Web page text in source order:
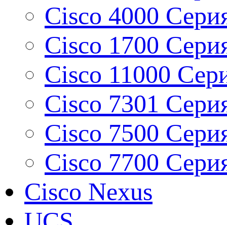
Cisco 4000
Cisco 1700
Cisco 11000
Cisco 7301
Cisco 7500
Cisco 7700
Cisco Nexus